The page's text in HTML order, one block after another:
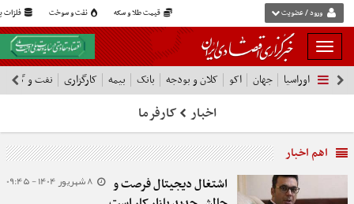
قیمت طلا و سکه نفت و سوخت فلزات ورود / عضویت
بار
و
بسته
نمودن
اوراسیا جهان اکو کلان و بودجه بانک بیمه کارگزاری نفت و گاز
اخبار کارفرما
اهم اخبار
8 شهریور 1404 - 09:45
اشتغال دیجیتال فرصت و